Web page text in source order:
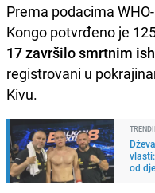
Prema podacima
Kongo potvrđeno je
17 završilo smrtnim
registrovani u
Kivu.
od